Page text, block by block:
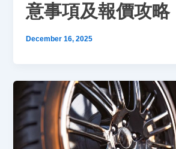
意事項及報價攻略
December 16, 2025